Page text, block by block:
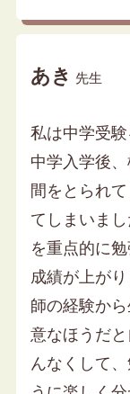
あき 先生
私は中学受験
中学入学後
間をとられ
てしまいま
を重点的に
成績が上が
師の経験か
意なほうだ
んなくして